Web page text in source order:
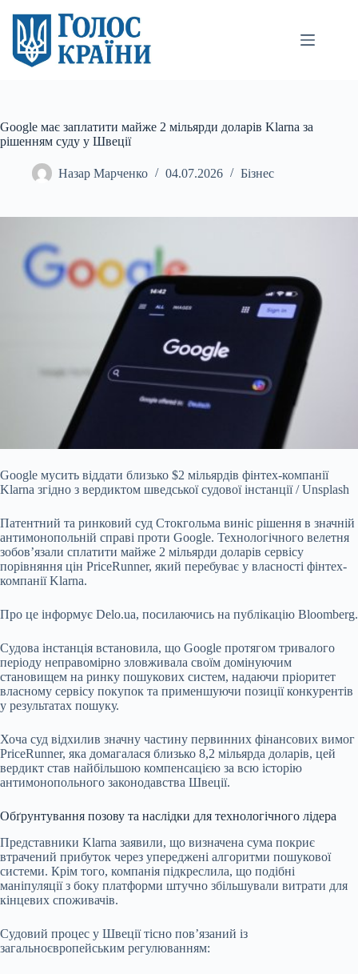
вмісту
Google має заплатити майже 2 мільярди доларів Klarna за
рішенням суду у Швеції
Назар Марченко 04.07.2026 Бізнес
Google мусить віддати близько $2 мільярдів фінтех-компанії
Klarna згідно з вердиктом шведської судової інстанції / Unsplash
Патентний та ринковий суд Стокгольма виніс рішення в значній
антимонопольній справі проти Google. Технологічного велетня
зобов’язали сплатити майже 2 мільярди доларів сервісу
порівняння цін PriceRunner, який перебуває у власності фінтех-
компанії Klarna.
Про це інформує Delo.ua, посилаючись на публікацію Bloomberg.
Судова інстанція встановила, що Google протягом тривалого
періоду неправомірно зловживала своїм домінуючим
становищем на ринку пошукових систем, надаючи пріоритет
власному сервісу покупок та применшуючи позиції конкурентів
у результатах пошуку.
Хоча суд відхилив значну частину первинних фінансових вимог
PriceRunner, яка домагалася близько 8,2 мільярда доларів, цей
вердикт став найбільшою компенсацією за всю історію
антимонопольного законодавства Швеції.
Обґрунтування позову та наслідки для технологічного лідера
Представники Klarna заявили, що визначена сума покриє
втрачений прибуток через упереджені алгоритми пошукової
системи. Крім того, компанія підкреслила, що подібні
маніпуляції з боку платформи штучно збільшували витрати для
кінцевих споживачів.
Судовий процес у Швеції тісно пов’язаний із
загальноєвропейським регулюванням: